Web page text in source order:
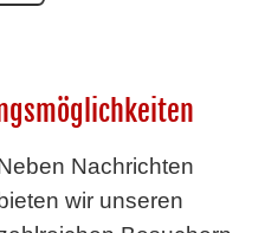
Nachrichten
bieten wir unseren